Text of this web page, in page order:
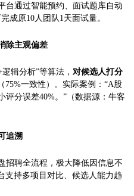
台通过智能预约、面试题库自动
成原10人团队1天面试量。
除主观偏差
辑分析”等算法， 对候选人打分
75%一致性）。实际案例：“A股
分误差40%。”（数据源：牛客
追溯
招聘全流程，极大降低因信息不
支持多项目对比、候选人能力趋